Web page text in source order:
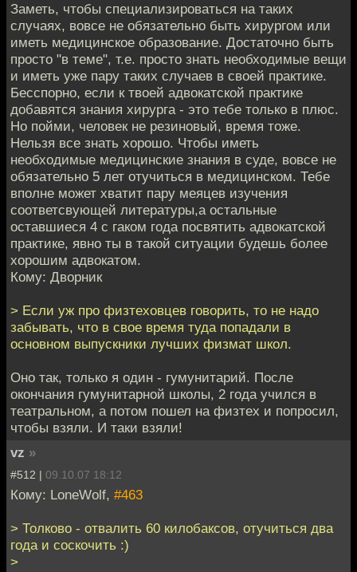
Заметь, чтобы специализироваться на таких
случаях, вовсе не обязательно быть хирургом или
иметь медицинское образование. Достаточно быть
просто "в теме", т.е. просто знать необходимые вещи
и иметь уже пару таких случаев в своей практике.
Бесспорно, если к твоей адвокатской практике
добавятся знания хирурга - это тебе только в плюс.
Но пойми, человек не резиновый, время тоже.
Нельзя все знать хорошо. Чтобы иметь
необходимые медицинские знания в суде, вовсе не
обязательно 5 лет отучиться в медицинском. Тебе
вполне может хватит пару меяцев изучения
соответсвующей литературы,а остальные
оставшиеся 4 с гаком года посвятить адвокатской
практике, явно ты в такой ситуации будешь более
хорошим адвокатом.
Кому: Дворник
> Если уж про физтеховцев говорить, то не надо
забывать, что в свое время туда попадали в
основном выпускники лучших физмат школ.
Оно так, только я один - гумунитарий. После
окончания гумунитарной школы, 2 года учился в
театральном, а потом пошел на физтех и попросил,
чтобы взяли. И таки взяли!
vz »
#512 | 09.10.07 18:12
Кому: LoneWolf, #463
> Толково - отвалить 60 килобаксов, отучиться два
года и соскочить :)
>